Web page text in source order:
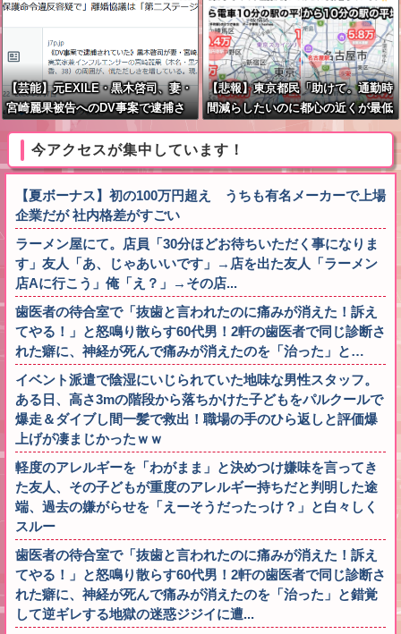
【芸能】元EXILE・黒木啓司、妻・
宮崎麗果被告へのDV事案で逮捕さ
れていた 宮崎は全身打撲、頭部裂
傷及び打撲、頸部損傷の怪我
【悲報】東京都民「助けて。通勤時
間減らしたいのに都心の近くが最低
今アクセスが集中しています！
【夏ボーナス】初の100万円超え うちも有名メーカーで上場
企業だが 社内格差がすごい
ラーメン屋にて。店員「30分ほどお待ちいただく事になりま
す」友人「あ、じゃあいいです」→店を出た友人「ラーメン
店Aに行こう」俺「え？」→その店...
歯医者の待合室で「抜歯と言われたのに痛みが消えた！訴え
てやる！」と怒鳴り散らす60代男！2軒の歯医者で同じ診断さ
れた癖に、神経が死んで痛みが消えたのを「治った」と…
イベント派遣で陰湿にいじられていた地味な男性スタッフ。
ある日、高さ3mの階段から落ちかけた子どもをパルクールで
爆走＆ダイブし間一髪で救出！職場の手のひら返しと評価爆
上げが凄まじかったｗｗ
軽度のアレルギーを「わがまま」と決めつけ嫌味を言ってき
た友人、その子どもが重度のアレルギー持ちだと判明した途
端、過去の嫌がらせを「えーそうだったっけ？」と白々しく
スルー
歯医者の待合室で「抜歯と言われたのに痛みが消えた！訴え
てやる！」と怒鳴り散らす60代男！2軒の歯医者で同じ診断さ
れた癖に、神経が死んで痛みが消えたのを「治った」と錯覚
して逆ギレする地獄の迷惑ジジイに遭...